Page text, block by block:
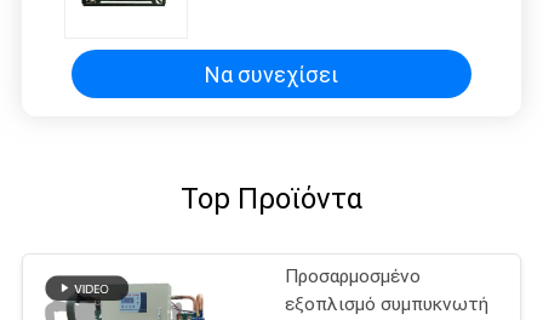
ψυκτικοί
Να συνεχίσει
Top Προϊόντα
Προσαρμοσμένο
εξοπλισμό συμπυκνωτή